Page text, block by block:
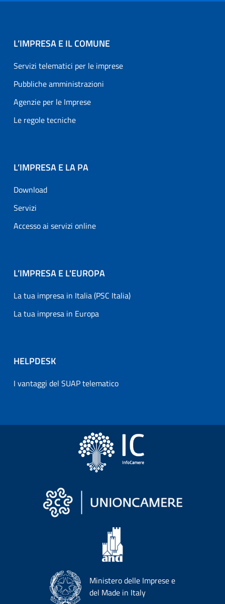
L’IMPRESA E IL COMUNE
Servizi telematici per le imprese
Pubbliche amministrazioni
Agenzie per le Imprese
Le regole tecniche
L’IMPRESA E LA PA
Download
Servizi
Accesso ai servizi online
L’IMPRESA E L'EUROPA
La tua impresa in Italia (PSC Italia)
La tua impresa in Europa
HELPDESK
I vantaggi del SUAP telematico
Ministero delle Imprese e
del Made in Italy